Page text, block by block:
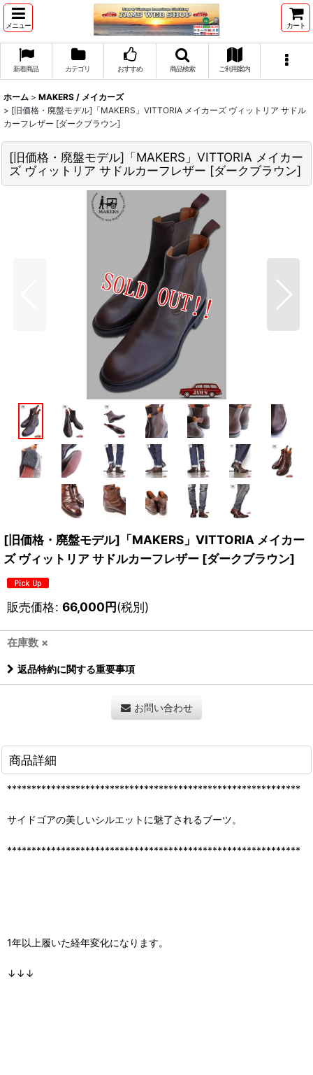
メニュー カート
新着商品 カテゴリ おすすめ 商品検索 ご利用案内
ホーム > MAKERS / メイカーズ
> [旧価格・廃盤モデル]「MAKERS」VITTORIA メイカーズ ヴィットリア サドル
カーフレザー [ダークブラウン]
[旧価格・廃盤モデル]「MAKERS」VITTORIA メイカー
ズ ヴィットリア サドルカーフレザー [ダークブラウン]
[旧価格・廃盤モデル]「MAKERS」VITTORIA メイカー
ズ ヴィットリア サドルカーフレザー [ダークブラウン]
販売価格: 66,000円(税別)
在庫数 ×
返品特約に関する重要事項
お問い合わせ
商品詳細
************************************************************
サイドゴアの美しいシルエットに魅了されるブーツ。
************************************************************
1年以上履いた経年変化になります。
↓↓↓